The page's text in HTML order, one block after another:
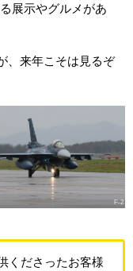
展示やグルメがあ
、来年こそは見るぞ
F-2
くださったお客様